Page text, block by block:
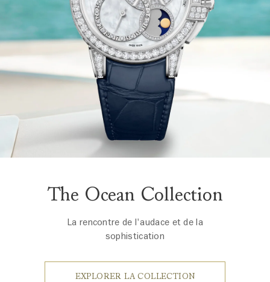
The Ocean Collection
La rencontre de l'audace et de la
sophistication
EXPLORER LA COLLECTION